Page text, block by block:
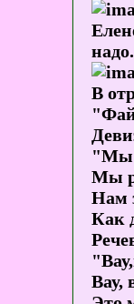
В
"Мы
Мы
Нам
Как
Вау,